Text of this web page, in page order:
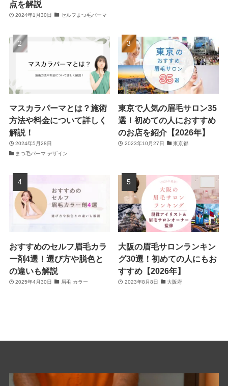
点を解説
2024年1月30日 セルフまつ毛パーマ
マスカラパーマとは？施術
方法や料金について詳しく
解説！
2024年5月28日
まつ毛パーマ デザイン
東京で人気の眉毛サロン35
選！初めての人におすすめ
のお店を紹介【2026年】
2023年10月27日 東京都
おすすめのセルフ眉毛カラ
ー剤4選！選び方や脱色と
の違いも解説
2025年4月30日 眉毛 カラー
大阪の眉毛サロンランキン
グ30選！初めての人にもお
すすめ【2026年】
2023年8月8日 大阪府